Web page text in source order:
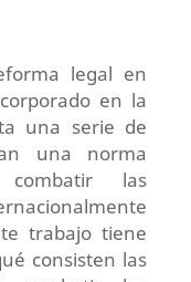
legal en
en la
una serie de
una norma
las
trabajo tiene
consisten las